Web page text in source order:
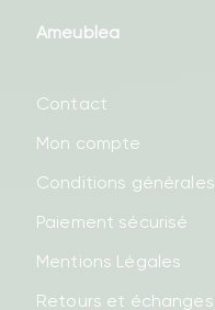
Ameublea
Contact
Mon compte
Conditions générales
Paiement sécurisé
Mentions Légales
Retours et échanges